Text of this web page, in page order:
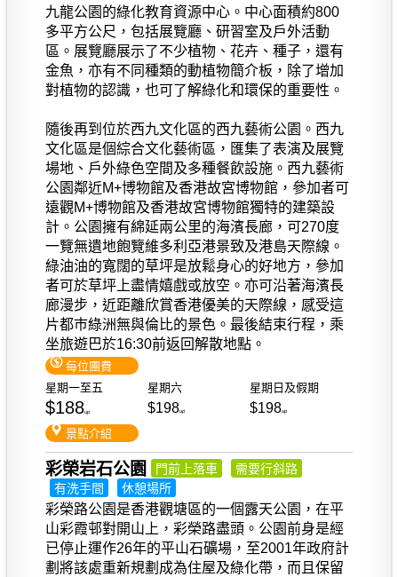
九龍公園的綠化教育資源中心。中心面積約800
多平方公尺，包括展覽廳、研習室及戶外活動
區。展覽廳展示了不少植物、花卉、種子，還有
金魚，亦有不同種類的動植物簡介板，除了增加
對植物的認識，也可了解綠化和環保的重要性。
隨後再到位於西九文化區的西九藝術公園。西九
文化區是個綜合文化藝術區，匯集了表演及展覽
場地、戶外綠色空間及多種餐飲設施。西九藝術
公園鄰近M+博物館及香港故宮博物館，參加者可
遠觀M+博物館及香港故宮博物館獨特的建築設
計。公園擁有綿延兩公里的海濱長廊，可270度
一覽無遺地飽覽維多利亞港景致及港島天際線。
綠油油的寬闊的草坪是放鬆身心的好地方，參加
者可於草坪上盡情嬉戲或放空。亦可沿著海濱長
廊漫步，近距離欣賞香港優美的天際線，感受這
片都巿綠洲無與倫比的景色。最後結束行程，乘
坐旅遊巴於16:30前返回解散地點。
每位團費
星期一至五
星期六 星期日及假期
$188up $198up $198up
景點介紹
彩榮岩石公園 門前上落車
需要行斜路
有洗手間
休憩場所
彩榮路公園是香港觀塘區的一個露天公園，在平
山彩霞邨對開山上，彩榮路盡頭。公園前身是經
已停止運作26年的平山石礦場，至2001年政府計
劃將該處重新規劃成為住屋及綠化帶，而且保留